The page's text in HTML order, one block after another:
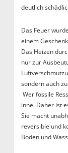
deutlich
Das Feuer
einem
Das Heizen
nur zur
sondern auch
Wer fossile
inne. Daher ist
Sie macht
reversible und
Boden und